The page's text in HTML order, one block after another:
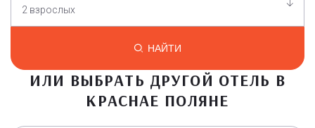
2 взрослых
НАЙТИ
ИЛИ ВЫБРАТЬ ДРУГОЙ ОТЕЛЬ В
КРАСНАЕ ПОЛЯНЕ